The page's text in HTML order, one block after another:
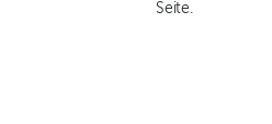
Seite.